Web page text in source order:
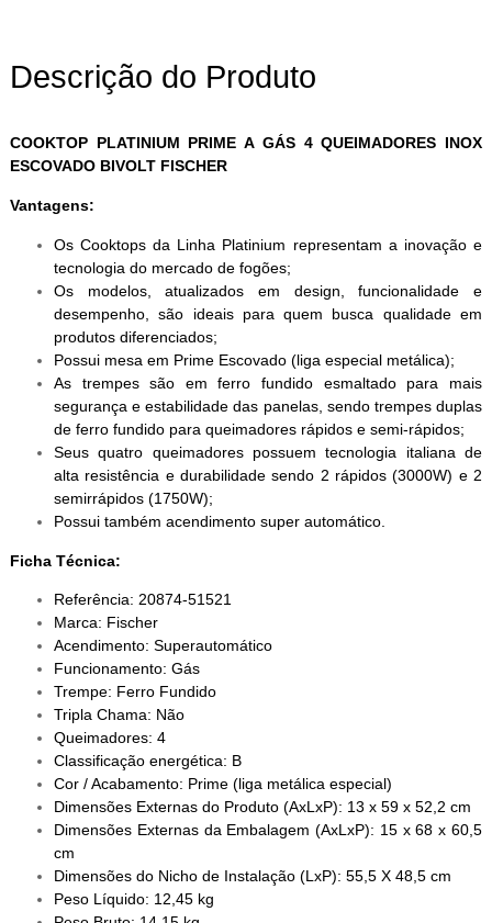
Descrição do Produto
COOKTOP PLATINIUM PRIME A GÁS 4 QUEIMADORES INOX
ESCOVADO BIVOLT FISCHER
Vantagens:
Os Cooktops da Linha Platinium representam a inovação e
tecnologia do mercado de fogões;
Os modelos, atualizados em design, funcionalidade e
desempenho, são ideais para quem busca qualidade em
produtos diferenciados;
Possui mesa em Prime Escovado (liga especial metálica);
As trempes são em ferro fundido esmaltado para mais
segurança e estabilidade das panelas, sendo trempes duplas
de ferro fundido para queimadores rápidos e semi-rápidos;
Seus quatro queimadores possuem tecnologia italiana de
alta resistência e durabilidade sendo 2 rápidos (3000W) e 2
semirrápidos (1750W);
Possui também acendimento super automático.
Ficha Técnica:
Referência: 20874-51521
Marca: Fischer
Acendimento: Superautomático
Funcionamento: Gás
Trempe: Ferro Fundido
Tripla Chama: Não
Queimadores: 4
Classificação energética: B
Cor / Acabamento: Prime (liga metálica especial)
Dimensões Externas do Produto (AxLxP): 13 x 59 x 52,2 cm
Dimensões Externas da Embalagem (AxLxP): 15 x 68 x 60,5
cm
Dimensões do Nicho de Instalação (LxP): 55,5 X 48,5 cm
Peso Líquido: 12,45 kg